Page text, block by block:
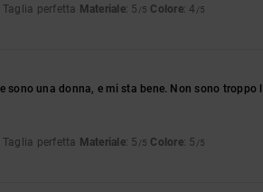
Taglia perfetta Materiale: 5 /5 Colore: 4 /5
sono una donna, e mi sta bene. Non sono
Taglia perfetta Materiale: 5 /5 Colore: 5 /5